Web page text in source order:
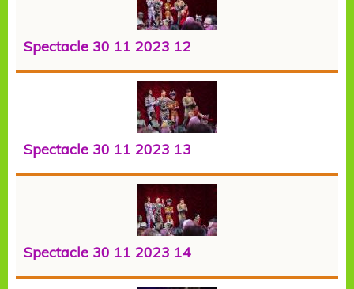
Spectacle 30 11 2023 12
Spectacle 30 11 2023 13
Spectacle 30 11 2023 14